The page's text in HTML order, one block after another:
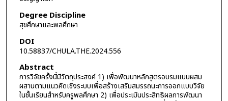
Degree Discipline
สุขศึกษาและพลศึกษา
DOI
10.58837/CHULA.THE.2024.556
Abstract
การวิจัยครั้งนี้มีวัตถุประสงค์ 1) เพื่อพัฒนาหลักสูตรอบรมแบบผสม
ผสานตามแนวคิดเชิงระบบเพื่อสร้างเสริมสมรรถนะการออกแบบวิจัย
ในชั้นเรียนสำหรับครูพลศึกษา 2) เพื่อประเมินประสิทธิผลการพัฒนา